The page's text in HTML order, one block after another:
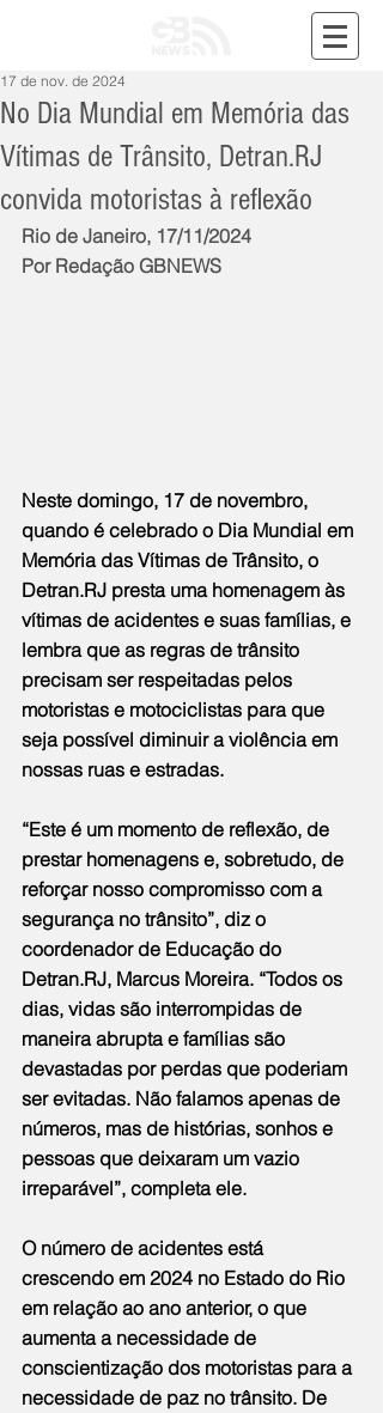
No Dia Mundial em Memória das
Vítimas de Trânsito, Detran.RJ
convida motoristas à reflexão
17 de nov. de 2024
Rio de Janeiro, 17/11/2024
Por Redação GBNEWS
Neste domingo, 17 de novembro,
quando é celebrado o Dia Mundial em
Memória das Vítimas de Trânsito, o
Detran.RJ presta uma homenagem às
vítimas de acidentes e suas famílias, e
lembra que as regras de trânsito
precisam ser respeitadas pelos
motoristas e motociclistas para que
seja possível diminuir a violência em
nossas ruas e estradas.
“Este é um momento de reflexão, de
prestar homenagens e, sobretudo, de
reforçar nosso compromisso com a
segurança no trânsito”, diz o
coordenador de Educação do
Detran.RJ, Marcus Moreira. “Todos os
dias, vidas são interrompidas de
maneira abrupta e famílias são
devastadas por perdas que poderiam
ser evitadas. Não falamos apenas de
números, mas de histórias, sonhos e
pessoas que deixaram um vazio
irreparável”, completa ele.
O número de acidentes está
crescendo em 2024 no Estado do Rio
em relação ao ano anterior, o que
aumenta a necessidade de
conscientização dos motoristas para a
necessidade de paz no trânsito. De